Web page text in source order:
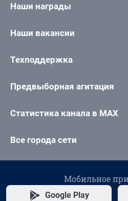
Наши награды
Наши вакансии
Техподдержка
Предвыборная агитация
Статистика канала в MAX
Все города сети
Мобильное
Google Play